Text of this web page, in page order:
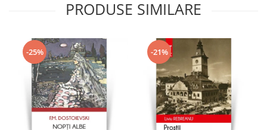
PRODUSE SIMILARE
-25% -21%